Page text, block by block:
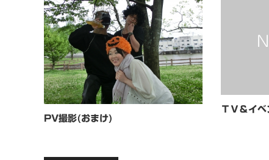
PV撮影(おまけ)
ＴＶ＆イベ